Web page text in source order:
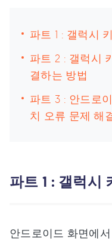
파트 1 : 갤럭시
파트 2 : 갤럭시
결하는 방법
파트 3 : 안드로
치 오류 문제 해
파트 1 : 갤럭시
안드로이드 화면에